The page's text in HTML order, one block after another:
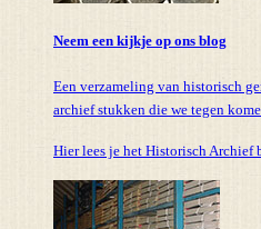
Neem een kijkje op ons blog
Een verzameling van historisch
archief stukken die we tegen
Hier lees je het Historisch Archief